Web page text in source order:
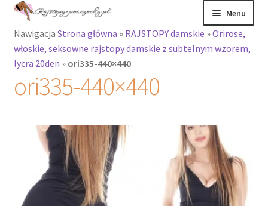
Przejdź
nawigacji
Przejdź
treści
Menu
Rajstopy
Rozwiń
menu
potomne
Podkolanówki i
skarpetki
Wszystkie
Nawigacja Strona główna » RAJSTOPY damskie »Orirose,
włoskie, seksowne rajstopy damskie z subtelnym wzorem,
lycra 20den » ori335-440×440
ori335-440×440